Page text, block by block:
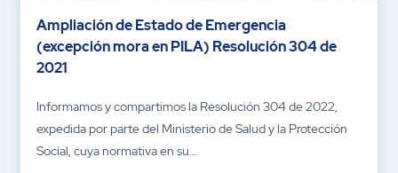
Ampliación de Estado de Emergencia
(excepción mora en PILA) Resolución 304 de
2021
Informamos y compartimos la Resolución 304 de 2022,
expedida por parte del Ministerio de Salud y la Protección
Social, cuya normativa en su...